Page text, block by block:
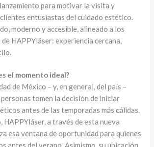
para motivar la visita y
entusiastas del cuidado estético.
moderno y accesible, alineado a los
HAPPYláser: experiencia cercana,
el momento ideal?
de México – y, en general, del país –
personas tomen la decisión de iniciar
antes de las temporadas más cálidas.
HAPPYláser, a través de esta nueva
esa ventana de oportunidad para quienes
antes del verano. Asimismo, su ubicación